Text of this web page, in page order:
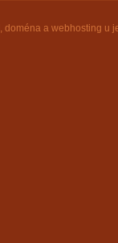
doména a webhosting u